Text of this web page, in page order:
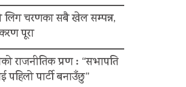
लिग चरणका सबै खेल सम्पन्न,
पूरा
राजनीतिक प्रण : “सभापति
पहिलो पार्टी बनाउँछु”